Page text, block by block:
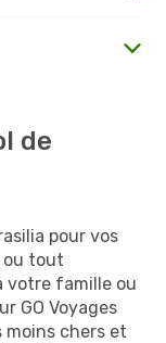
de
pour vos
ou tout
votre famille ou
GO Voyages
moins chers et